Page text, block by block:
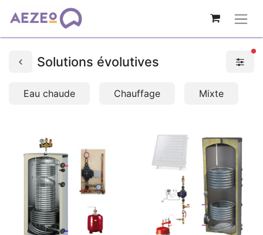
Solutions évolutives
Eau chaude Chauffage Mixte